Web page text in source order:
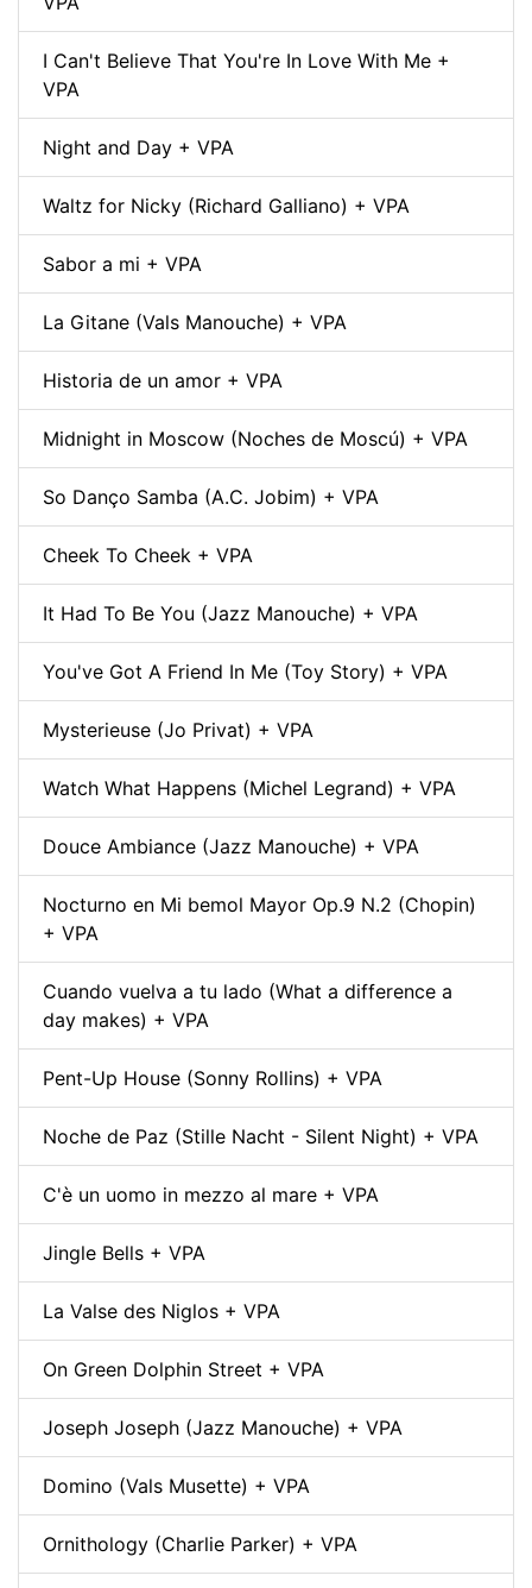
I Can't Believe That You're In Love With Me +
VPA
Night and Day + VPA
Waltz for Nicky (Richard Galliano) + VPA
Sabor a mi + VPA
La Gitane (Vals Manouche) + VPA
Historia de un amor + VPA
Midnight in Moscow (Noches de Moscú) + VPA
So Danço Samba (A.C. Jobim) + VPA
Cheek To Cheek + VPA
It Had To Be You (Jazz Manouche) + VPA
You've Got A Friend In Me (Toy Story) + VPA
Mysterieuse (Jo Privat) + VPA
Watch What Happens (Michel Legrand) + VPA
Douce Ambiance (Jazz Manouche) + VPA
Nocturno en Mi bemol Mayor Op.9 N.2 (Chopin)
+ VPA
Cuando vuelva a tu lado (What a difference a
day makes) + VPA
Pent-Up House (Sonny Rollins) + VPA
Noche de Paz (Stille Nacht - Silent Night) + VPA
C'è un uomo in mezzo al mare + VPA
Jingle Bells + VPA
La Valse des Niglos + VPA
On Green Dolphin Street + VPA
Joseph Joseph (Jazz Manouche) + VPA
Domino (Vals Musette) + VPA
Ornithology (Charlie Parker) + VPA